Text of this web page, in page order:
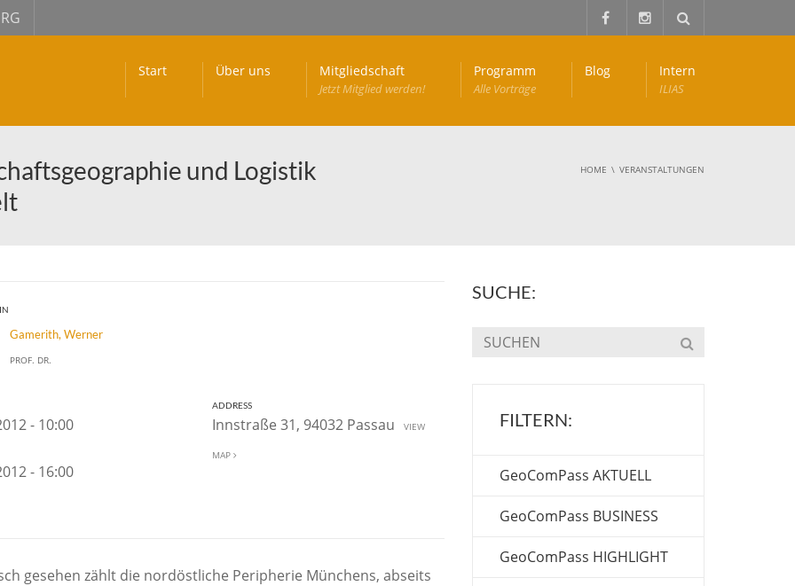
Start Über uns Mitgliedschaft
Jetzt Mitglied werden!
Programm
Alle Vorträge
Blog Intern
ILIAS
und Logistik
HOME VERANSTALTUNGEN
Gamerith, Werner
PROF. DR.
- 10:00
- 16:00
ADDRESS
Innstraße 31, 94032 Passau VIEW
MAP
gesehen zählt die nordöstliche Peripherie Münchens, abseits
SUCHE:
FILTERN:
GeoComPass AKTUELL
GeoComPass BUSINESS
GeoComPass HIGHLIGHT